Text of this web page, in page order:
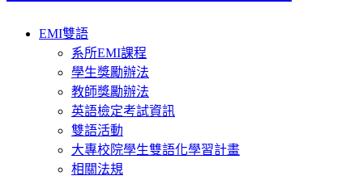
Toggle
navigation
EMI雙語
系所EMI課程
學生獎勵辦法
教師獎勵辦法
英語檢定考試資訊
雙語活動
大專校院學生雙語化學習計畫
相關法規